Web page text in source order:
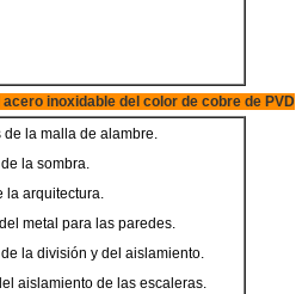
inoxidable del color de cobre de PVD
de la malla de alambre.
la sombra.
la arquitectura.
metal para las paredes.
de la división y del aislamiento.
aislamiento de las escaleras.